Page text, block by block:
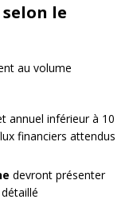
selon le
au volume
annuel inférieur à 10
financiers attendus
devront présenter